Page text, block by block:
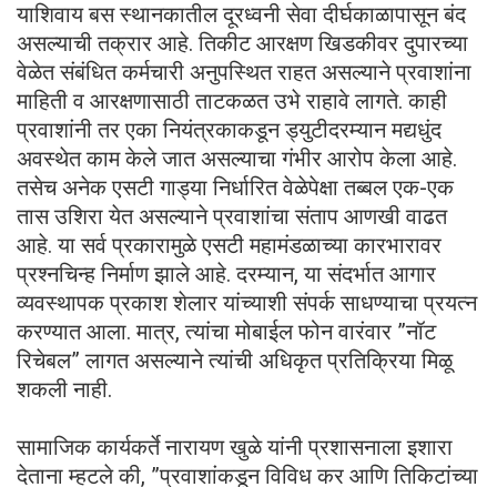
याशिवाय बस स्थानकातील दूरध्वनी सेवा दीर्घकाळापासून बंद
असल्याची तक्रार आहे. तिकीट आरक्षण खिडकीवर दुपारच्या
वेळेत संबंधित कर्मचारी अनुपस्थित राहत असल्याने प्रवाशांना
माहिती व आरक्षणासाठी ताटकळत उभे राहावे लागते. काही
प्रवाशांनी तर एका नियंत्रकाकडून ड्युटीदरम्यान मद्यधुंद
अवस्थेत काम केले जात असल्याचा गंभीर आरोप केला आहे.
तसेच अनेक एसटी गाड्या निर्धारित वेळेपेक्षा तब्बल एक-एक
तास उशिरा येत असल्याने प्रवाशांचा संताप आणखी वाढत
आहे. या सर्व प्रकारामुळे एसटी महामंडळाच्या कारभारावर
प्रश्नचिन्ह निर्माण झाले आहे. दरम्यान, या संदर्भात आगार
व्यवस्थापक प्रकाश शेलार यांच्याशी संपर्क साधण्याचा प्रयत्न
करण्यात आला. मात्र, त्यांचा मोबाईल फोन वारंवार ”नॉट
रिचेबल” लागत असल्याने त्यांची अधिकृत प्रतिक्रिया मिळू
शकली नाही.
सामाजिक कार्यकर्ते नारायण खुळे यांनी प्रशासनाला इशारा
देताना म्हटले की, ”प्रवाशांकडून विविध कर आणि तिकिटांच्या